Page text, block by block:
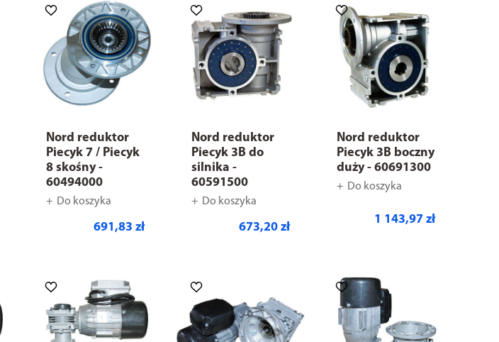
Nord reduktor
Piecyk 7 / Piecyk
8 skośny -
60494000
Do koszyka
691,83 zł
Nord reduktor
Piecyk 3B do
silnika -
60591500
Do koszyka
673,20 zł
Nord reduktor
Piecyk 3B boczny
duży - 60691300
Do koszyka
1 143,97 zł